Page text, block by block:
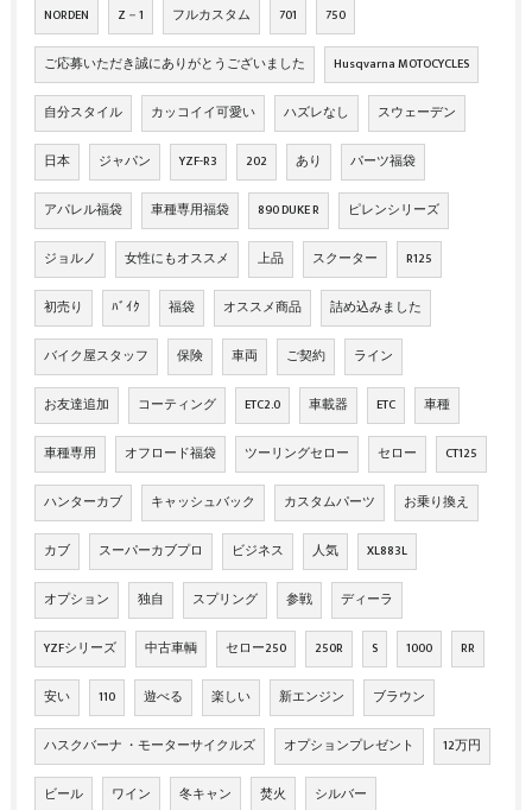
NORDEN Z－1 フルカスタム 701 750
ご応募いただき誠にありがとうございました Husqvarna MOTOCYCLES
自分スタイル カッコイイ可愛い ハズレなし スウェーデン
日本 ジャパン YZF-R3 202 あり パーツ福袋
アパレル福袋 車種専用福袋 890 DUKE R ピレンシリーズ
ジョルノ 女性にもオススメ 上品 スクーター R125
初売り ﾊﾞｲｸ 福袋 オススメ商品 詰め込みました
バイク屋スタッフ 保険 車両 ご契約 ライン
お友達追加 コーティング ETC2.0 車載器 ETC 車種
車種専用 オフロード福袋 ツーリングセロー セロー CT125
ハンターカブ キャッシュバック カスタムパーツ お乗り換え
カブ スーパーカブプロ ビジネス 人気 XL883L
オプション 独自 スプリング 参戦 ディーラ
YZFシリーズ 中古車輌 セロー250 250R S 1000 RR
安い 110 遊べる 楽しい 新エンジン ブラウン
ハスクバーナ ・モーターサイクルズ オプションプレゼント 12万円
ビール ワイン 冬キャン 焚火 シルバー